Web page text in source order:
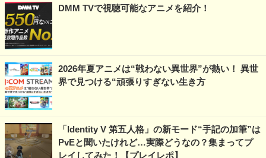
DMM TVで視聴可能なアニメを紹介！
2026年夏アニメは“戦わない異世界”が熱い！ 異世
界で見つける“頑張りすぎない生き方
「Identity V 第五人格」の新モード“手記の加筆”は
PvEと聞いたけれど…実際どうなの？集まってプ
レイしてみた！【プレイレポ】